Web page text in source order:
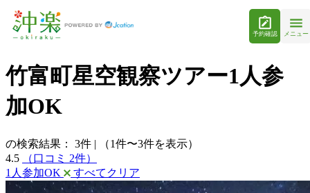
予約確認 メニュー
竹富町星空観察ツアー1人参
加OK
の検索結果： 3件 |
（1件〜3件を表示）
4.5
（口コミ 2件）
1人参加OK
すべてクリア